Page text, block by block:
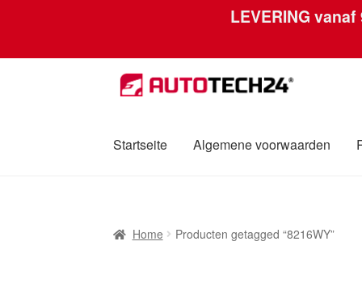
LEVERING vanaf
Ga
door
navigatie
Ga
naar
inhoud
Startseite Algemene voorwaarden
Over ons PrivacybeleidWereldwijde
Home Producten getagged “8216WY”